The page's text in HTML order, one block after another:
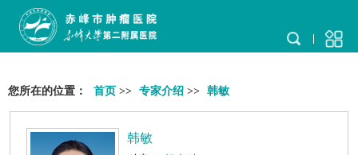
您所在的位置： 首页 >> 专家介绍 >> 韩敏
韩敏